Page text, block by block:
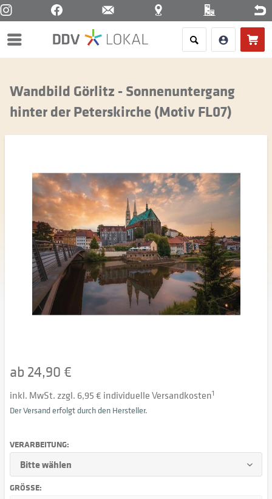
Menü
Wandbild Görlitz - Sonnenuntergang
hinter der Peterskirche (Motiv FL07)
ab 24,90 €
inkl. MwSt. zzgl. 6,95 € individuelle Versandkosten1
Der Versand erfolgt durch den Hersteller.
VERARBEITUNG:
GRÖSSE: